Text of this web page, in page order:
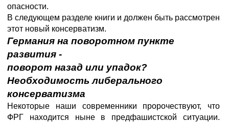
опасности.
В следующем разделе книги и должен быть рассмотрен
этот новый консерватизм.
Германия на поворотном пункте
развития -
поворот назад или упадок?
Необходимость либерального
консерватизма
Некоторые наши современники пророчествуют, что
ФРГ находится ныне в предфашистской ситуации.